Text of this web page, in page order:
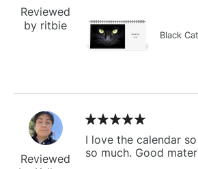
Reviewed
by ritbie
Black
Reviewed
I love the calendar
so much. Good